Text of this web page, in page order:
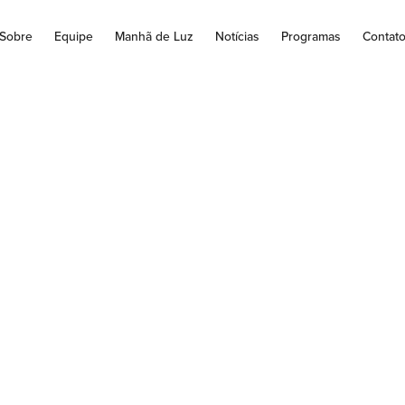
Sobre Equipe Manhã de Luz Notícias Programas Contato